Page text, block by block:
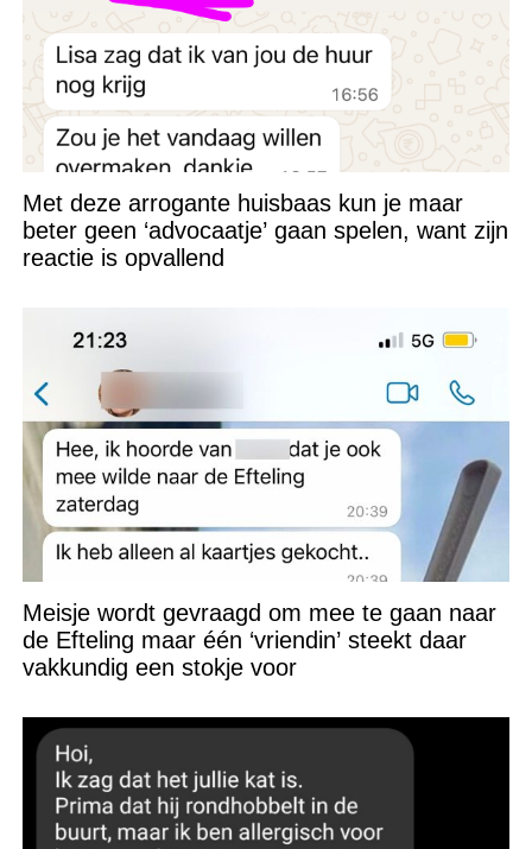
Met deze arrogante huisbaas kun je maar
beter geen ‘advocaatje’ gaan spelen, want zijn
reactie is opvallend
Meisje wordt gevraagd om mee te gaan naar
de Efteling maar één ‘vriendin’ steekt daar
vakkundig een stokje voor